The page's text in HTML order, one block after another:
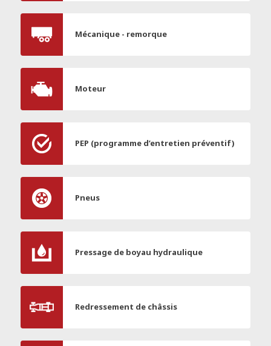
Mécanique - remorque
Moteur
PEP (programme d’entretien préventif)
Pneus
Pressage de boyau hydraulique
Redressement de châssis